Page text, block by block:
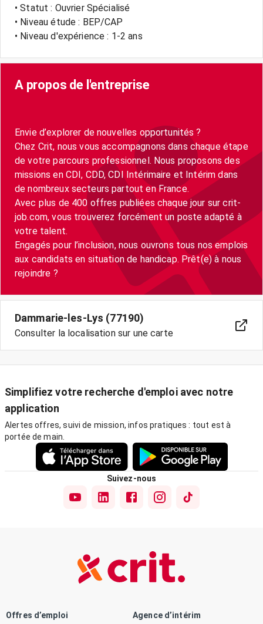
• Statut : Ouvrier Spécialisé
• Niveau étude : BEP/CAP
• Niveau d'expérience : 1-2 ans
A propos de l'entreprise
Envie d’explorer de nouvelles opportunités ?
Chez Crit, nous vous accompagnons dans chaque étape
de votre parcours professionnel. Nous proposons des
missions en CDI, CDD, CDI Intérimaire et Intérim dans
de nombreux secteurs partout en France.
Avec plus de 400 offres publiées chaque jour sur crit-
job.com, vous trouverez forcément un poste adapté à
votre talent.
Engagés pour l’inclusion, nous ouvrons tous nos emplois
aux candidats en situation de handicap. Prêt(e) à nous
Dammarie-les-Lys (77190)
Consulter la localisation sur une carte
Simplifiez votre recherche d'emploi avec notre
application
Alertes offres, suivi de mission, infos pratiques : tout est à
portée de main.
Suivez-nous
Offres d’emploi Agence d’intérim